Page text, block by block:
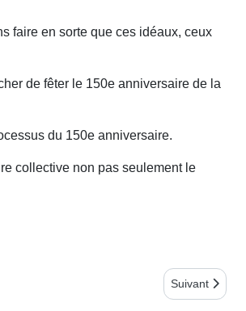
faire en sorte que ces idéaux, ceux
de fêter le 150e anniversaire de la
du 150e anniversaire.
collective non pas seulement le
Article
Suivant